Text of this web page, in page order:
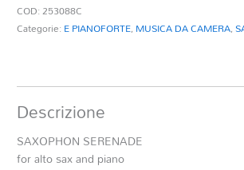
COD:253088C
Categorie: E PIANOFORTE, MUSICA DA CAMERA,
Descrizione
SAXOPHON SERENADE
for alto sax and piano